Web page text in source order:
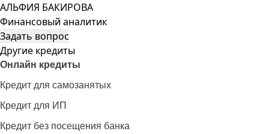
АЛЬФИЯ БАКИРОВА
Финансовый аналитик
Задать вопрос
Другие кредиты
Онлайн кредиты
Кредит для самозанятых
Кредит для ИП
Кредит без посещения банка